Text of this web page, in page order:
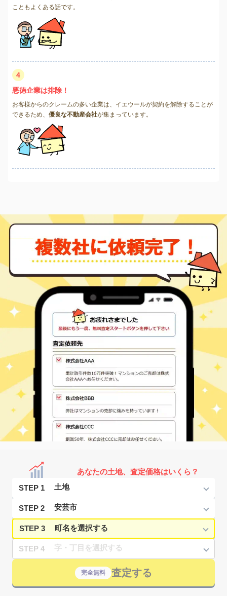
こともよくある話です。
4
悪徳企業は排除！
お客様からのクレームの多い企業は、イエウールが契約を解除することが
できるため、 優良な不動産会社が集まっています。
あなたの土地、査定価格はいくら？
STEP 1
STEP 2
STEP 3
STEP 4
完全無料 査定する